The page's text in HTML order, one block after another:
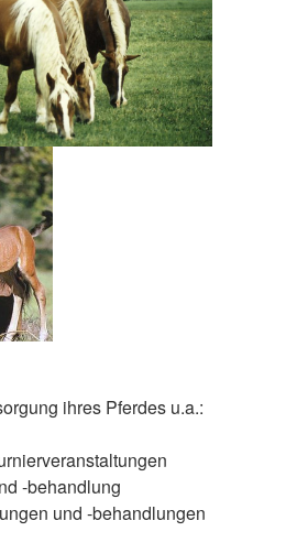
ihres Pferdes u.a.:
-behandlung
und -behandlungen